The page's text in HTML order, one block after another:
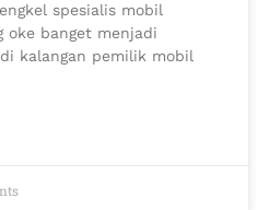
spesialis mobil
banget menjadi
kalangan pemilik mobil